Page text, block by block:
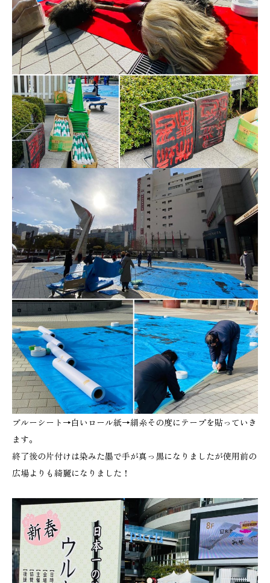
ブルーシート→白いロール紙→絹糸その度にテープを貼っていき
ます。
終了後の片付けは染みた墨で手が真っ黒になりましたが使用前の
広場よりも綺麗になりました！